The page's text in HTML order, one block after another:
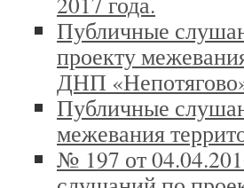
Публичные
проекту
ДНП
Публичные
межевания
№ 197 от